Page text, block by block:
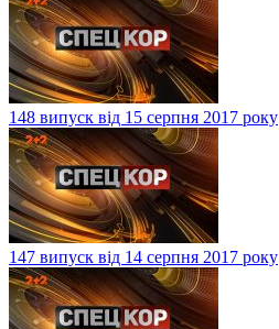
148 випуск від 15 серпня 2017 року
147 випуск від 14 серпня 2017 року